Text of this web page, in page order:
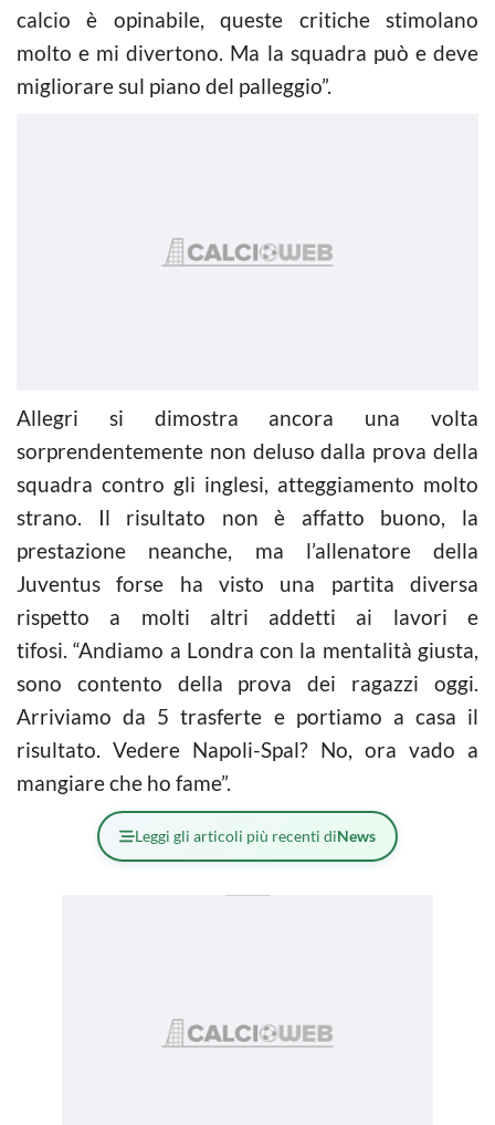
calcio è opinabile, queste critiche stimolano
molto e mi divertono. Ma la squadra può e deve
migliorare sul piano del palleggio”.
Allegri si dimostra ancora una volta
sorprendentemente non deluso dalla prova della
squadra contro gli inglesi, atteggiamento molto
strano. Il risultato non è affatto buono, la
prestazione neanche, ma l’allenatore della
Juventus forse ha visto una partita diversa
rispetto a molti altri addetti ai lavori e
tifosi. “Andiamo a Londra con la mentalità giusta,
sono contento della prova dei ragazzi oggi.
Arriviamo da 5 trasferte e portiamo a casa il
risultato. Vedere Napoli-Spal? No, ora vado a
mangiare che ho fame”.
Leggi gli articoli più recenti diNews